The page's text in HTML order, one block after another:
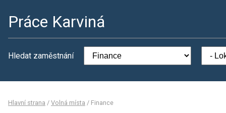
Práce Karviná
Hledat zaměstnání
Hlavní strana / Volná místa / Finance